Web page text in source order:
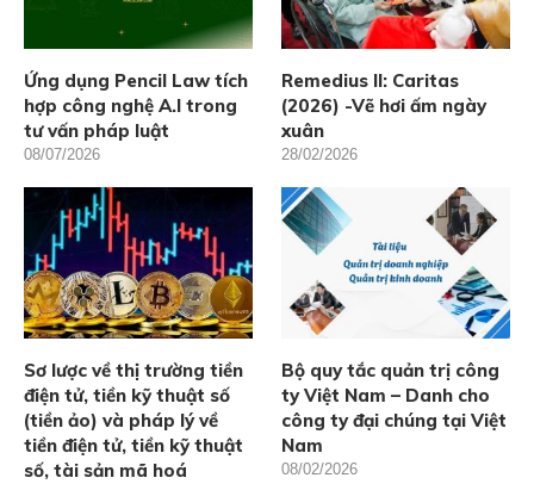
Ứng dụng Pencil Law tích
hợp công nghệ A.I trong
tư vấn pháp luật
08/07/2026
Remedius II: Caritas
(2026) -Vẽ hơi ấm ngày
xuân
28/02/2026
Sơ lược về thị trường tiền
điện tử, tiền kỹ thuật số
(tiền ảo) và pháp lý về
tiền điện tử, tiền kỹ thuật
số, tài sản mã hoá
Bộ quy tắc quản trị công
ty Việt Nam – Danh cho
công ty đại chúng tại Việt
Nam
08/02/2026